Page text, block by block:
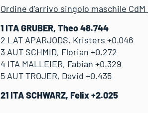
Ordine d’arrivo singolo maschile
1 ITA GRUBER, Theo 48.744
2 LAT APARJODS, Kristers +0.046
3 AUT SCHMID, Florian +0.272
4 ITA MALLEIER, Fabian +0.329
5 AUT TROJER, David +0.435
21 ITA SCHWARZ, Felix +2.025